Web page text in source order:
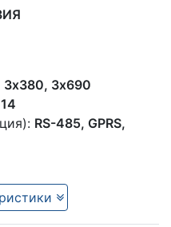
3х380, 3х690
RS-485, GPRS,